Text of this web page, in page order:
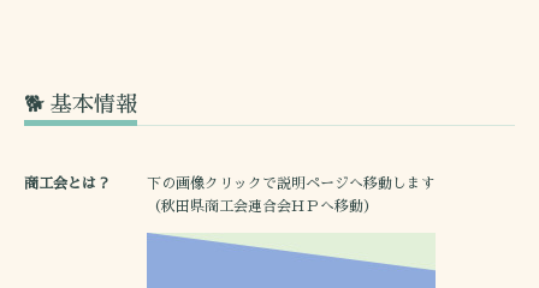
🐕 基本情報
商工会とは？
下の画像クリックで説明ページへ移動します
（秋田県商工会連合会ＨＰへ移動）